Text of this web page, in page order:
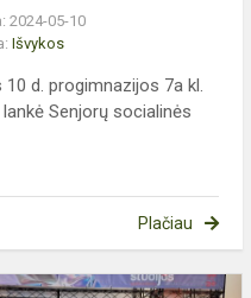
2024-05-10
Išvykos
10 d. progimnazijos 7a kl.
Senjorų socialinės
Plačiau